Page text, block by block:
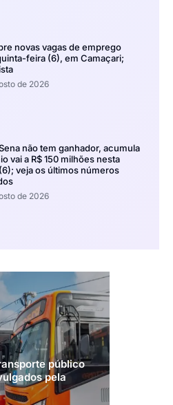
novas vagas de emprego
feira (6), em Camaçari;
de 2026
não tem ganhador, acumula
vai a R$ 150 milhões nesta
veja os últimos números
de 2026
público
pela